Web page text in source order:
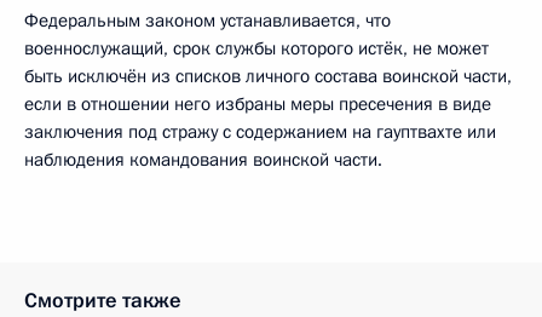
Федеральным законом устанавливается, что
военнослужащий, срок службы которого истёк, не может
быть исключён из списков личного состава воинской части,
если в отношении него избраны меры пресечения в виде
заключения под стражу с содержанием на гауптвахте или
наблюдения командования воинской части.
Смотрите также